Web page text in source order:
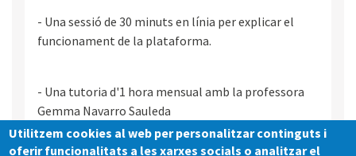
- Una sessió de 30 minuts en línia per explicar el
funcionament de la plataforma.
- Una tutoria d'1 hora mensual amb la professora
Gemma Navarro Sauleda
Vídeo mostra de la plataforma
Utilitzem cookies al web per personalitzar continguts i
oferir funcionalitats a les xarxes socials o analitzar el